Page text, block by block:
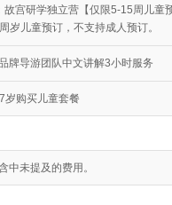
故宫研学独立营【仅限5-15周儿童
岁儿童预订，不支持成人预订。
牌导游团队中文讲解3小时服务
岁购买儿童套餐
中未提及的费用。